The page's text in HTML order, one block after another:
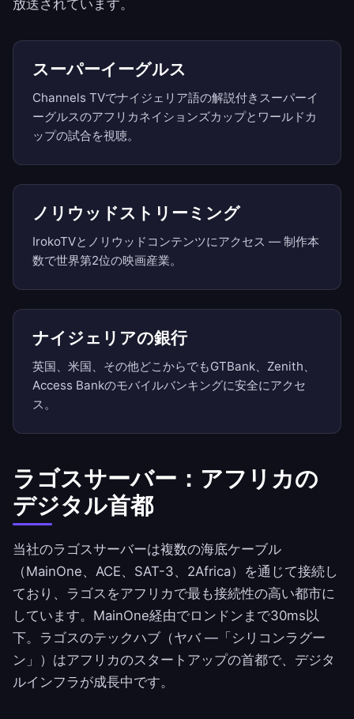
放送されています。
スーパーイーグルス
Channels TVでナイジェリア語の解説付きスーパーイ
ーグルスのアフリカネイションズカップとワールドカ
ップの試合を視聴。
ノリウッドストリーミング
IrokoTVとノリウッドコンテンツにアクセス — 制作本
数で世界第2位の映画産業。
ナイジェリアの銀行
英国、米国、その他どこからでもGTBank、Zenith、
Access Bankのモバイルバンキングに安全にアクセ
ス。
ラゴスサーバー：アフリカの
デジタル首都
当社のラゴスサーバーは複数の海底ケーブル
（MainOne、ACE、SAT-3、2Africa）を通じて接続し
ており、ラゴスをアフリカで最も接続性の高い都市に
しています。MainOne経由でロンドンまで30ms以
下。ラゴスのテックハブ（ヤバ —「シリコンラグー
ン」）はアフリカのスタートアップの首都で、デジタ
ルインフラが成長中です。